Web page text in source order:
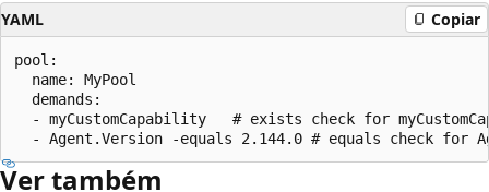
YAML Copiar
pool:
  name: MyPool
  demands:
- myCustomCapability   # exists check for
Ver também